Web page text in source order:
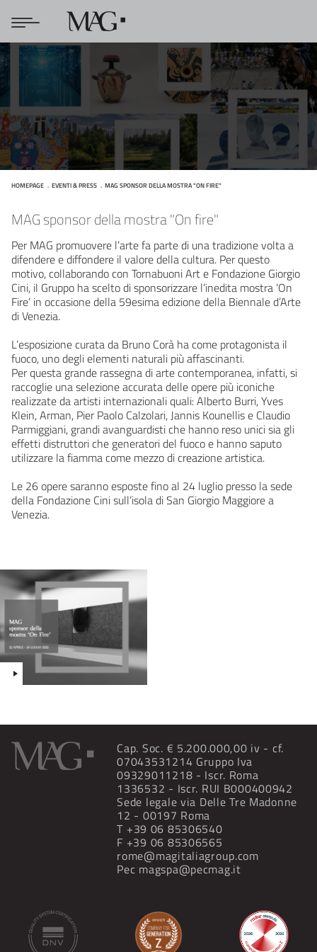
HOMEPAGE EVENTI & PRESS MAG SPONSOR DELLA MOSTRA "ON FIRE"
MAG sponsor della mostra "On fire"
MAG sponsor della mostra "On fire"
Per MAG promuovere l’arte fa parte di una tradizione volta a
difendere e diffondere il valore della cultura. Per questo
motivo, collaborando con Tornabuoni Art e Fondazione Giorgio
Cini, il Gruppo ha scelto di sponsorizzare l’inedita mostra ‘On
Fire’ in occasione della 59esima edizione della Biennale d’Arte
di Venezia.
L’esposizione curata da Bruno Corà ha come protagonista il
fuoco, uno degli elementi naturali più affascinanti.
Per questa grande rassegna di arte contemporanea, infatti, si
raccoglie una selezione accurata delle opere più iconiche
realizzate da artisti internazionali quali: Alberto Burri, Yves
Klein, Arman, Pier Paolo Calzolari, Jannis Kounellis e Claudio
Parmiggiani, grandi avanguardisti che hanno reso unici sia gli
effetti distruttori che generatori del fuoco e hanno saputo
utilizzare la fiamma come mezzo di creazione artistica.
Le 26 opere saranno esposte fino al 24 luglio presso la sede
della Fondazione Cini sull’isola di San Giorgio Maggiore a
Venezia.
Cap. Soc. € 5.200.000,00 iv - cf.
07043531214 Gruppo Iva
09329011218 - Iscr. Roma
1336532 - Iscr. RUI B000400942
Sede legale via Delle Tre Madonne
12 - 00197 Roma
T +39 06 85306540
F +39 06 85306565
rome@magitaliagroup.com
Pec magspa@pecmag.it